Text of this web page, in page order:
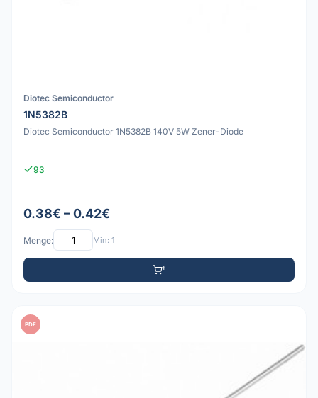
Diotec Semiconductor
1N5382B
Diotec Semiconductor 1N5382B 140V 5W Zener-Diode
93
0.38€ – 0.42€
Menge: Min: 1
PDF